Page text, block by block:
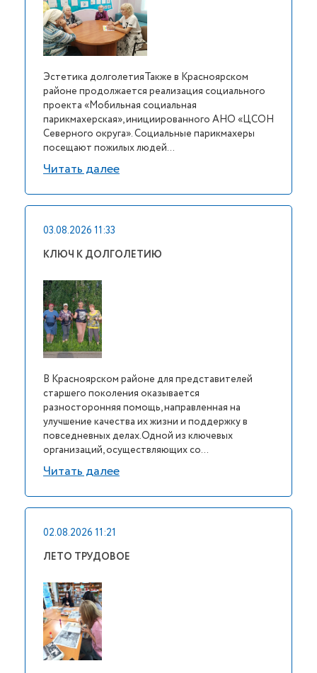
Эстетика долголетияТакже в Красноярском
районе продолжается реализация социального
проекта «Мобильная социальная
парикмахерская», инициированного АНО «ЦСОН
Северного округа». Социальные парикмахеры
посещают пожилых людей...
Читать далее
03.08.2026 11:33
КЛЮЧ К ДОЛГОЛЕТИЮ
В Красноярском районе для представителей
старшего поколения оказывается
разносторонняя помощь, направленная на
улучшение качества их жизни и поддержку в
повседневных делах.Одной из ключевых
организаций, осуществляющих со...
Читать далее
02.08.2026 11:21
ЛЕТО ТРУДОВОЕ